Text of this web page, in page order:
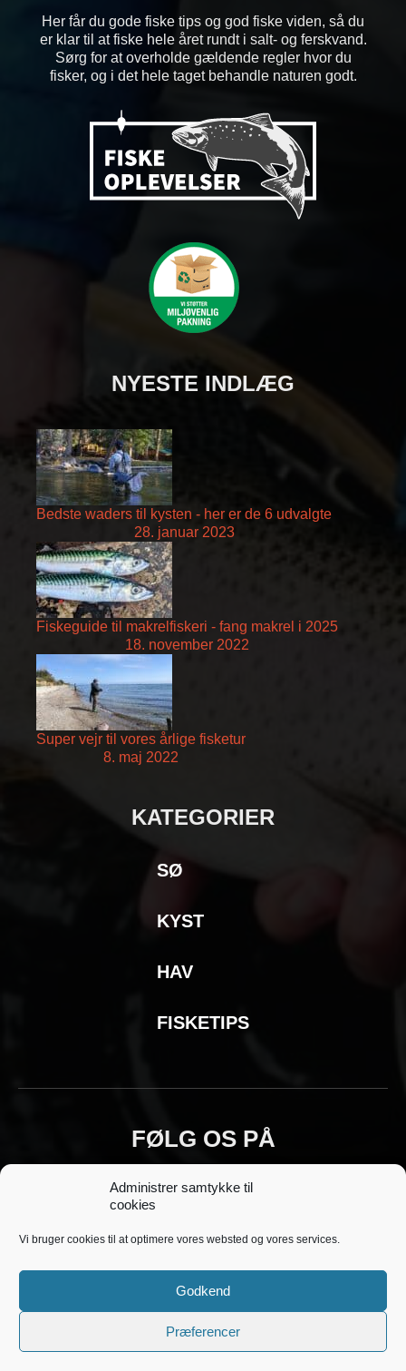
Administrer samtykke til
cookies
Vi bruger cookies til at optimere vores websted og vores services.
Godkend
Præferencer
Her får du gode fiske tips og god fiske viden, så du
er klar til at fiske hele året rundt i salt- og ferskvand.
Sørg for at overholde gældende regler hvor du
fisker, og i det hele taget behandle naturen godt.
NYESTE INDLÆG
Bedste waders til kysten - her er de 6 udvalgte
28. januar 2023
Fiskeguide til makrelfiskeri - fang makrel i 2025
18. november 2022
Super vejr til vores årlige fisketur
8. maj 2022
KATEGORIER
SØ
KYST
HAV
FISKETIPS
FØLG OS PÅ
Copyright © 2018 - 2025 Fiskeoplevelser.dk -
kontakt@fiskeoplevelser.dk -
privatlivspolitik